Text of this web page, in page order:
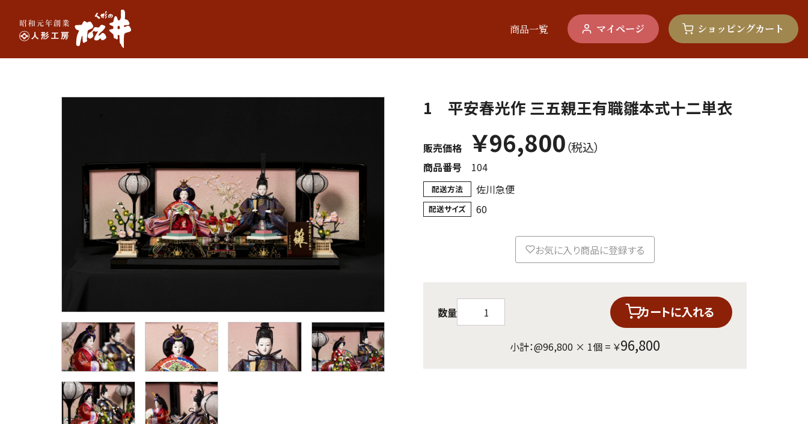
商品一覧 マイページ ショッピングカート
1 平安春光作 三五親王有職雛本式十二単衣
販売価格 ￥96,800（税込）
商品番号 104
配送方法 佐川急便
配送サイズ 60
お気に入り商品に登録する
数量 カートに入れる
小計：@96,800 × 1個 = ￥96,800